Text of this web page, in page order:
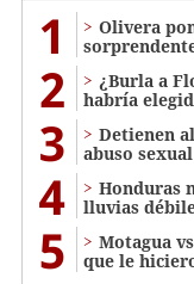
1
Olivera
2
¿Burla a
habría
3
Detienen
abuso
4
Honduras
lluvias
5
Motagua
que le